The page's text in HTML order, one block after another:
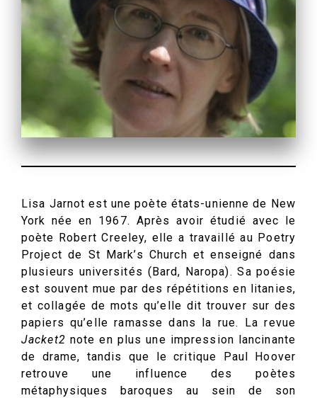
Lisa Jarnot est une poète états-unienne de New
York née en 1967. Après avoir étudié avec le
poète Robert Creeley, elle a travaillé au Poetry
Project de St Mark’s Church et enseigné dans
plusieurs universités (Bard, Naropa). Sa poésie
est souvent mue par des répétitions en litanies,
et collagée de mots qu’elle dit trouver sur des
papiers qu’elle ramasse dans la rue. La revue
Jacket2 note en plus une impression lancinante
de drame, tandis que le critique Paul Hoover
retrouve une influence des poètes
métaphysiques baroques au sein de son